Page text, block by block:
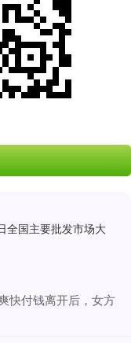
全国主要批发市场大
快付钱离开后，女方